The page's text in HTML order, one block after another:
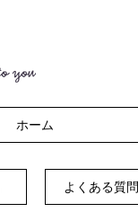
ホーム
よくある質問